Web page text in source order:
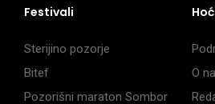
Festivali
Sterijino pozorje
Bitef
Pozorišni maraton Sombor
O